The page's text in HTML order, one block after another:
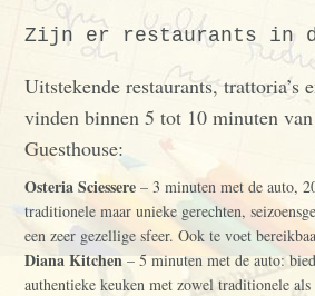
Zijn er restaurants in
Uitstekende restaurants, trattoria’s
vinden binnen 5 tot 10 minuten
Guesthouse:
Osteria Sciessere – 3 minuten met de auto,
traditionele maar unieke gerechten,
een zeer gezellige sfeer. Ook te voet
Diana Kitchen – 5 minuten met de auto:
authentieke keuken met zowel traditionele als